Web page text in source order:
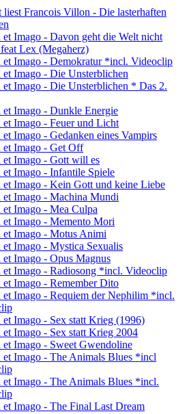
liest Francois Villon - Die lasterhaften
et Imago - Davon geht die Welt nicht
Lex (Megaherz)
et Imago - Demokratur *incl. Videoclip
et Imago - Die Unsterblichen
et Imago - Die Unsterblichen * Das 2.
et Imago - Dunkle Energie
et Imago - Feuer und Licht
Imago - Gedanken eines Vampirs
et Imago - Get Off
et Imago - Gott will es
et Imago - Infantile Spiele
et Imago - Kein Gott und keine Liebe
et Imago - Machina Mundi
et Imago - Mea Culpa
et Imago - Memento Mori
et Imago - Motus Animi
et Imago - Mystica Sexualis
et Imago - Opus Magnus
et Imago - Radiosong *incl. Videoclip
et Imago - Remember Dito
et Imago - Requiem der Nephilim *incl.
et Imago - Sex statt Krieg (1996)
et Imago - Sex statt Krieg 2004
et Imago - Sweet Gwendoline
et Imago - The Animals Blues *incl
et Imago - The Animals Blues *incl.
et Imago - The Final Last Dream